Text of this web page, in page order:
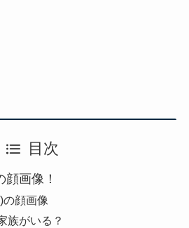
目次
画像！
の顔画像
族がいる？